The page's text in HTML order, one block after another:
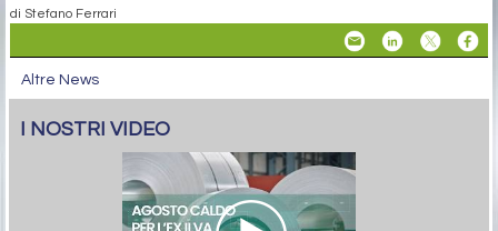
di Stefano Ferrari
Altre News
I NOSTRI VIDEO